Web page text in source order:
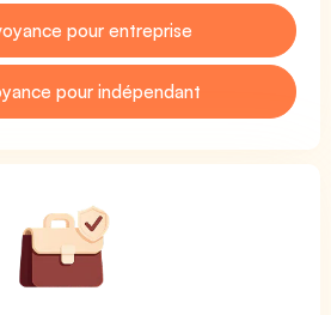
pour entreprise
pour indépendant